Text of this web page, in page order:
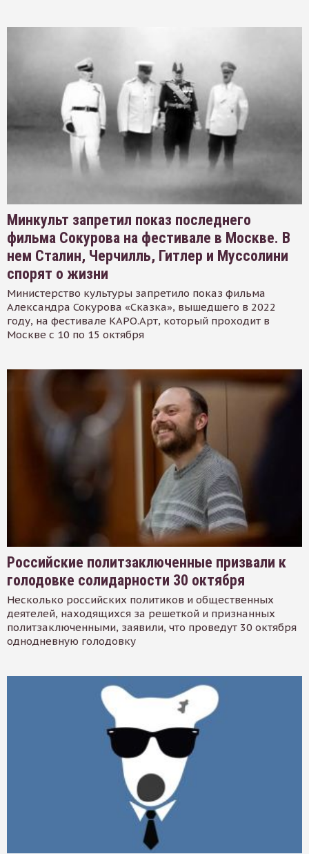
Минкульт запретил показ последнего
фильма Сокурова на фестивале в Москве. В
нем Сталин, Черчилль, Гитлер и Муссолини
спорят о жизни
Министерство культуры запретило показ фильма
Александра Сокурова «Сказка», вышедшего в 2022
году, на фестивале КАРО.Арт, который проходит в
Москве с 10 по 15 октября
Российские политзаключенные призвали к
голодовке солидарности 30 октября
Несколько российских политиков и общественных
деятелей, находящихся за решеткой и признанных
политзаключенными, заявили, что проведут 30 октября
однодневную голодовку